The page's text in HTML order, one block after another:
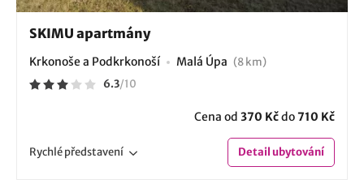
SKIMU apartmány
Krkonoše a Podkrkonoší Malá Úpa (8 km)
6.3/10
Cena od 370 Kčdo710 Kč
Rychlépředstavení Detailubytování